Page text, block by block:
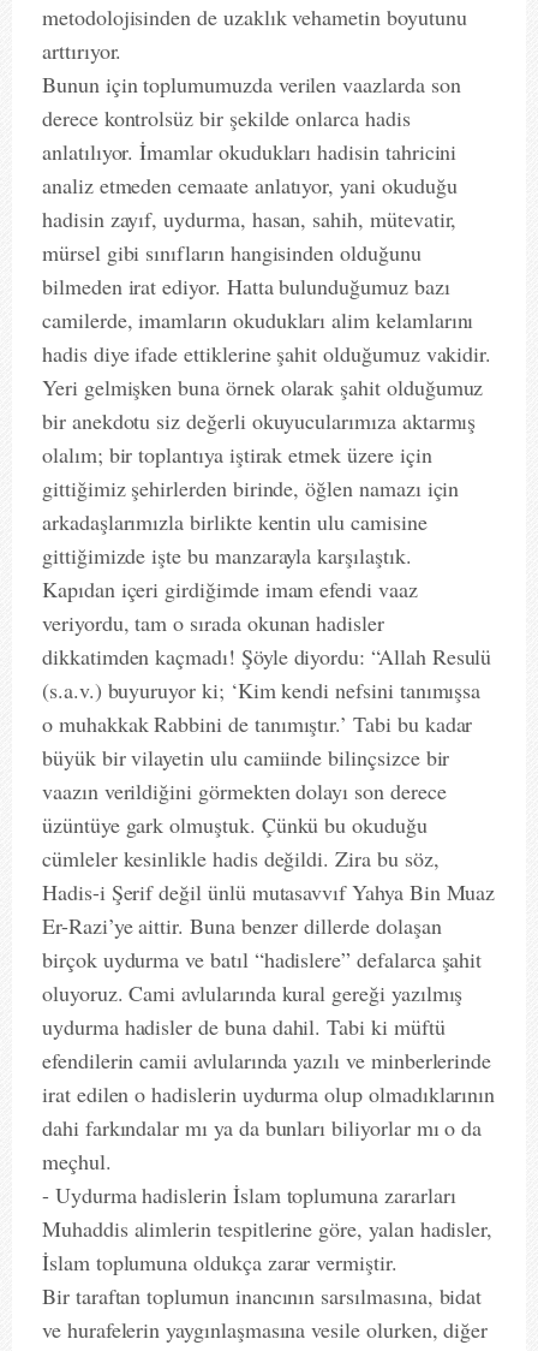
metodolojisinden de uzaklık vehametin boyutunu
arttırıyor.
Bunun için toplumumuzda verilen vaazlarda son
derece kontrolsüz bir şekilde onlarca hadis
anlatılıyor. İmamlar okudukları hadisin tahricini
analiz etmeden cemaate anlatıyor, yani okuduğu
hadisin zayıf, uydurma, hasan, sahih, mütevatir,
mürsel gibi sınıfların hangisinden olduğunu
bilmeden irat ediyor. Hatta bulunduğumuz bazı
camilerde, imamların okudukları alim kelamlarını
hadis diye ifade ettiklerine şahit olduğumuz vakidir.
Yeri gelmişken buna örnek olarak şahit olduğumuz
bir anekdotu siz değerli okuyucularımıza aktarmış
olalım; bir toplantıya iştirak etmek üzere için
gittiğimiz şehirlerden birinde, öğlen namazı için
arkadaşlarımızla birlikte kentin ulu camisine
gittiğimizde işte bu manzarayla karşılaştık.
Kapıdan içeri girdiğimde imam efendi vaaz
veriyordu, tam o sırada okunan hadisler
dikkatimden kaçmadı! Şöyle diyordu: “Allah Resulü
(s.a.v.) buyuruyor ki; ‘Kim kendi nefsini tanımışsa
o muhakkak Rabbini de tanımıştır.’ Tabi bu kadar
büyük bir vilayetin ulu camiinde bilinçsizce bir
vaazın verildiğini görmekten dolayı son derece
üzüntüye gark olmuştuk. Çünkü bu okuduğu
cümleler kesinlikle hadis değildi. Zira bu söz,
Hadis-i Şerif değil ünlü mutasavvıf Yahya Bin Muaz
Er-Razi’ye aittir. Buna benzer dillerde dolaşan
birçok uydurma ve batıl “hadislere” defalarca şahit
oluyoruz. Cami avlularında kural gereği yazılmış
uydurma hadisler de buna dahil. Tabi ki müftü
efendilerin camii avlularında yazılı ve minberlerinde
irat edilen o hadislerin uydurma olup olmadıklarının
dahi farkındalar mı ya da bunları biliyorlar mı o da
meçhul.
- Uydurma hadislerin İslam toplumuna zararları
Muhaddis alimlerin tespitlerine göre, yalan hadisler,
İslam toplumuna oldukça zarar vermiştir.
Bir taraftan toplumun inancının sarsılmasına, bidat
ve hurafelerin yaygınlaşmasına vesile olurken, diğer